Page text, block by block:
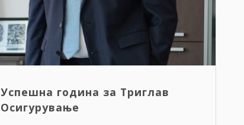
Успешна година за Триглав
Осигурување